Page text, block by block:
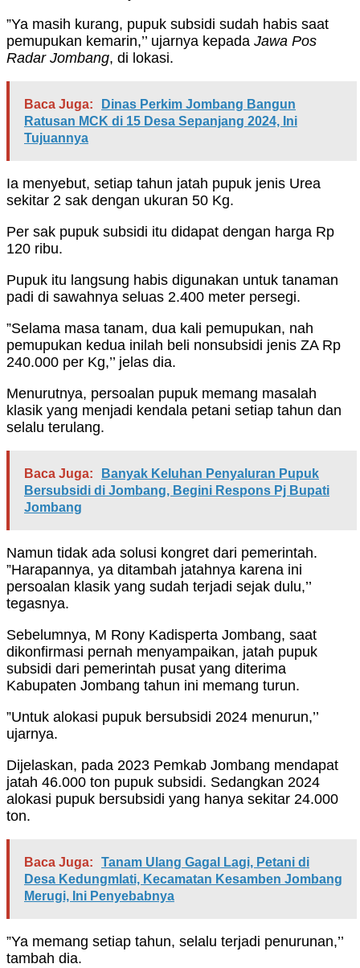
”Ya masih kurang, pupuk subsidi sudah habis saat
pemupukan kemarin,’’ ujarnya kepada Jawa Pos
Radar Jombang, di lokasi.
Baca Juga:
Dinas Perkim Jombang Bangun
Ratusan MCK di 15 Desa Sepanjang 2024, Ini
Tujuannya
Ia menyebut, setiap tahun jatah pupuk jenis Urea
sekitar 2 sak dengan ukuran 50 Kg.
Per sak pupuk subsidi itu didapat dengan harga Rp
120 ribu.
Pupuk itu langsung habis digunakan untuk tanaman
padi di sawahnya seluas 2.400 meter persegi.
”Selama masa tanam, dua kali pemupukan, nah
pemupukan kedua inilah beli nonsubsidi jenis ZA Rp
240.000 per Kg,’’ jelas dia.
Menurutnya, persoalan pupuk memang masalah
klasik yang menjadi kendala petani setiap tahun dan
selalu terulang.
Baca Juga:
Banyak Keluhan Penyaluran Pupuk
Bersubsidi di Jombang, Begini Respons Pj Bupati
Jombang
Namun tidak ada solusi kongret dari pemerintah.
”Harapannya, ya ditambah jatahnya karena ini
persoalan klasik yang sudah terjadi sejak dulu,’’
tegasnya.
Sebelumnya, M Rony Kadisperta Jombang, saat
dikonfirmasi pernah menyampaikan, jatah pupuk
subsidi dari pemerintah pusat yang diterima
Kabupaten Jombang tahun ini memang turun.
”Untuk alokasi pupuk bersubsidi 2024 menurun,’’
ujarnya.
Dijelaskan, pada 2023 Pemkab Jombang mendapat
jatah 46.000 ton pupuk subsidi. Sedangkan 2024
alokasi pupuk bersubsidi yang hanya sekitar 24.000
ton.
Baca Juga:
Tanam Ulang Gagal Lagi, Petani di
Desa Kedungmlati, Kecamatan Kesamben Jombang
Merugi, Ini Penyebabnya
”Ya memang setiap tahun, selalu terjadi penurunan,’’
tambah dia.